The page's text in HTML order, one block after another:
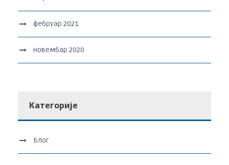
фебруар 2021
новембар 2020
Категорије
Блог